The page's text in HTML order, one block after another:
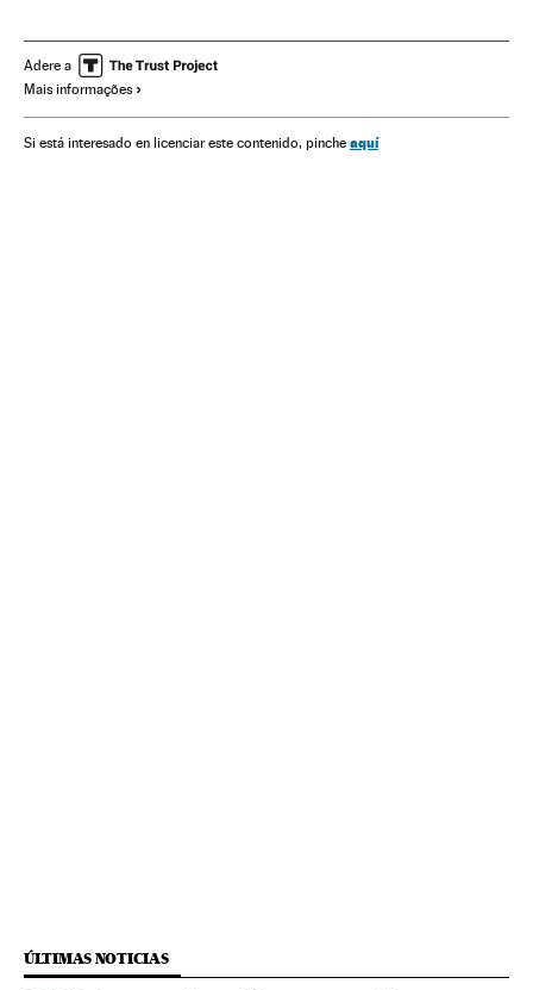
Meio ambiente América do Sul
Adere a
Mais informações
Si está interesado en licenciar este contenido, pinche aquí
ÚLTIMAS NOTICIAS